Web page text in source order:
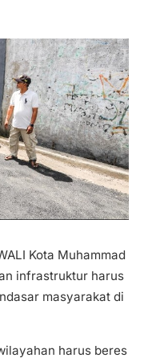
Kota Muhammad
infrastruktur harus
masyarakat di
harus beres